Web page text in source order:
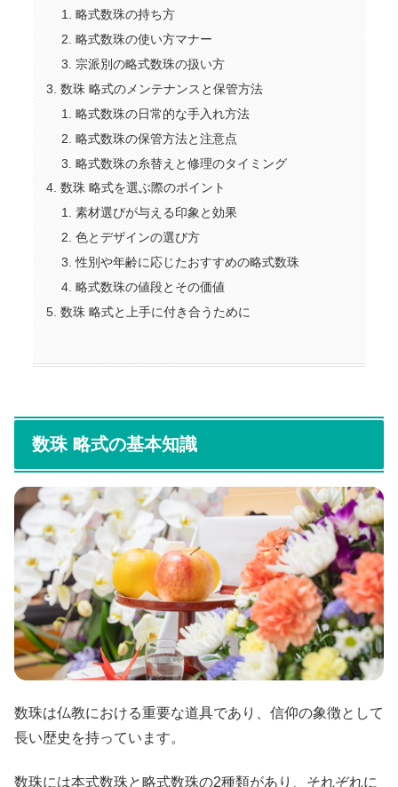
略式数珠の持ち方
略式数珠の使い方マナー
宗派別の略式数珠の扱い方
数珠 略式のメンテナンスと保管方法
略式数珠の日常的な手入れ方法
略式数珠の保管方法と注意点
略式数珠の糸替えと修理のタイミング
数珠 略式を選ぶ際のポイント
素材選びが与える印象と効果
色とデザインの選び方
性別や年齢に応じたおすすめの略式数珠
略式数珠の値段とその価値
数珠 略式と上手に付き合うために
数珠 略式の基本知識
数珠は仏教における重要な道具であり、信仰の象徴として
長い歴史を持っています。
数珠には本式数珠と略式数珠の2種類があり、それぞれに